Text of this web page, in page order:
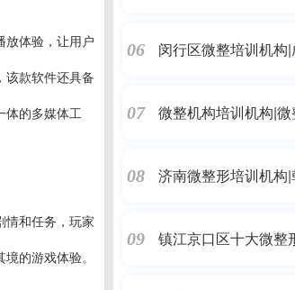
放体验，让用户
该款软件还具备
体的多媒体工
情和任务，玩家
的游戏体验。
06
闵行区微整培训机构
07
微整机构培训机构|
08
济南微整形培训机构
09
镇江京口区十大微整